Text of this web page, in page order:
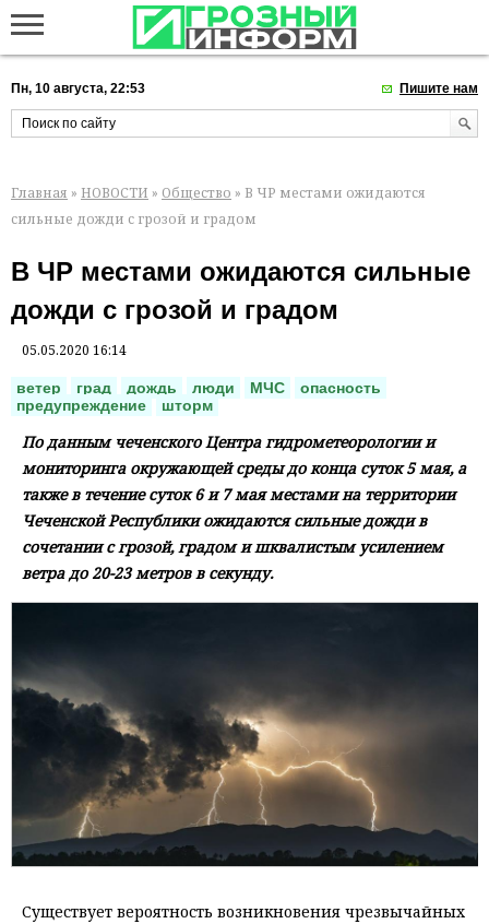
Пн, 10 августа, 22:53 Пишите нам
Главная » НОВОСТИ » Общество » В ЧР местами ожидаются
сильные дожди с грозой и градом
В ЧР местами ожидаются сильные
дожди с грозой и градом
05.05.2020 16:14
ветер град дождь люди МЧС
опасность
предупреждение
шторм
По данным чеченского Центра гидрометеорологии и
мониторинга окружающей среды до конца суток 5 мая, а
также в течение суток 6 и 7 мая местами на территории
Чеченской Республики ожидаются сильные дожди в
сочетании с грозой, градом и шквалистым усилением
ветра до 20-23 метров в секунду.
Существует вероятность возникновения чрезвычайных